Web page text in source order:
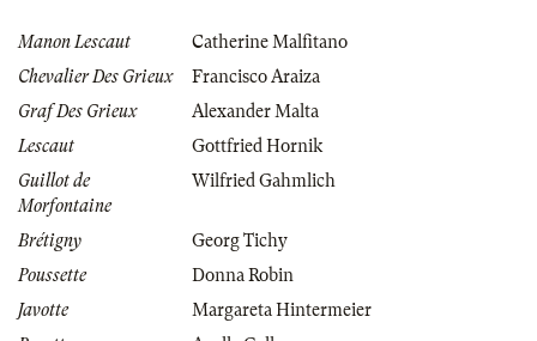
Manon Lescaut
Catherine Malfitano
Chevalier Des Grieux
Francisco Araiza
Graf Des Grieux
Alexander Malta
Lescaut
Gottfried Hornik
Guillot de
Morfontaine
Wilfried Gahmlich
Brétigny
Georg Tichy
Poussette
Donna Robin
Javotte
Margareta Hintermeier